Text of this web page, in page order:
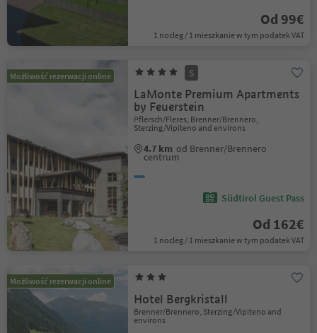
Od 99€
1 nocleg / 1 mieszkanie w tym podatek VAT
Możliwość rezerwacji online S
LaMonte Premium Apartments
by Feuerstein
Pflersch/Fleres, Brenner/Brennero,
Sterzing/Vipiteno and environs
4.7 km od Brenner/Brennero
centrum
Südtirol Guest Pass
Od 162€
1 nocleg / 1 mieszkanie w tym podatek VAT
Możliwość rezerwacji online
Hotel Bergkristall
Brenner/Brennero, Sterzing/Vipiteno and
environs